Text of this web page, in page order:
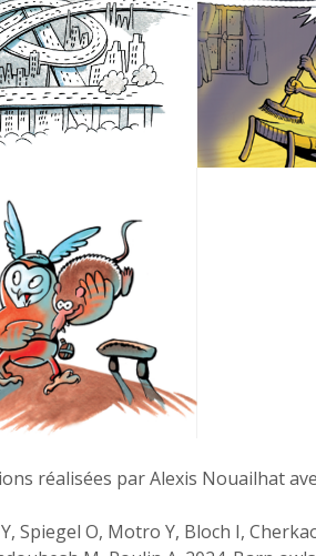
réalisées par Alexis Nouailhat
Spiegel O, Motro Y, Bloch I,